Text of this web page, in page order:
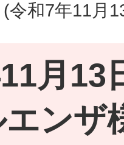
(令和7年11月
月13
ンザ